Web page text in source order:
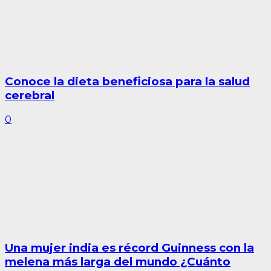
Conoce la dieta beneficiosa para la salud
cerebral
0
Una mujer india es récord Guinness con la
melena más larga del mundo ¿Cuánto